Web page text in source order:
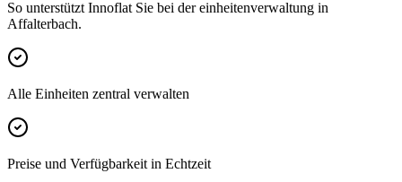
So unterstützt Innoflat Sie bei der einheitenverwaltung in
Affalterbach.
Alle Einheiten zentral verwalten
Preise und Verfügbarkeit in Echtzeit